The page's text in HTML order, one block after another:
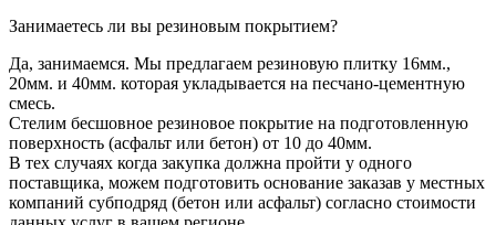
Занимаетесь ли вы резиновым покрытием?
Да, занимаемся. Мы предлагаем резиновую плитку 16мм.,
20мм. и 40мм. которая укладывается на песчано-цементную
смесь.
Стелим бесшовное резиновое покрытие на подготовленную
поверхность (асфальт или бетон) от 10 до 40мм.
В тех случаях когда закупка должна пройти у одного
поставщика, можем подготовить основание заказав у местных
компаний субподряд (бетон или асфальт) согласно стоимости